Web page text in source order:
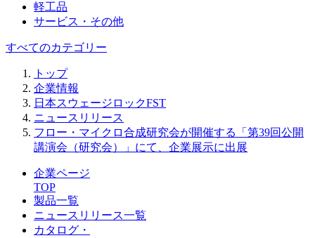
軽工品
サービス・その他
すべてのカテゴリー
トップ
企業情報
日本スウェージロックFST
ニュースリリース
フロー・マイクロ合成研究会が開催する「第39回公開
講演会（研究会）」にて、企業展示に出展
企業ページ
TOP
製品一覧
ニュースリリース一覧
カタログ・